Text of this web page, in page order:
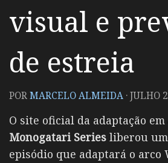
visual e
de estreia
PORMARCELO ALMEIDA ·JULHO
O site oficial da adaptação
Monogatari Series liberou
episódio que adaptará o arco